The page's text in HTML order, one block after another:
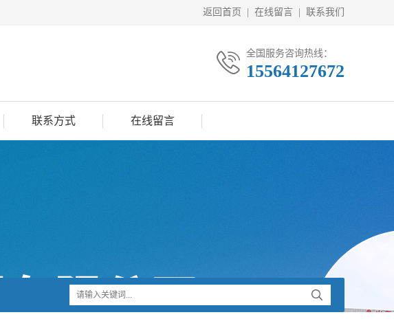
返回首页 在线留言 联系我们
全国服务咨询热线：
15564127672
联系方式 在线留言